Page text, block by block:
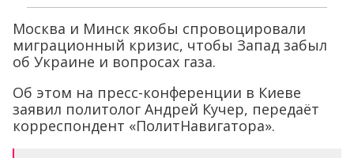
Москва и Минск якобы спровоцировали
миграционный кризис, чтобы Запад забыл
об Украине и вопросах газа.
Об этом на пресс-конференции в Киеве
заявил политолог Андрей Кучер, передаёт
корреспондент «ПолитНавигатора».